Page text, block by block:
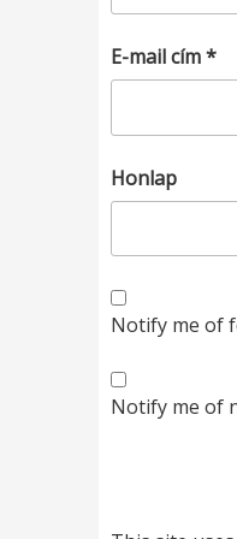
E-mail cím*
Honlap
Notify me of
Notify me of